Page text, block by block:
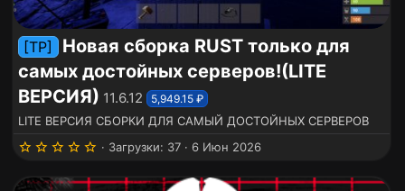
[TP]
Новая сборка RUST только для
самых достойных серверов!(LITE
ВЕРСИЯ) 11.6.12 5,949.15 ₽
LITE ВЕРСИЯ СБОРКИ ДЛЯ САМЫЙ ДОСТОЙНЫХ СЕРВЕРОВ
5
0
Загрузки 37 6 Июн 2026